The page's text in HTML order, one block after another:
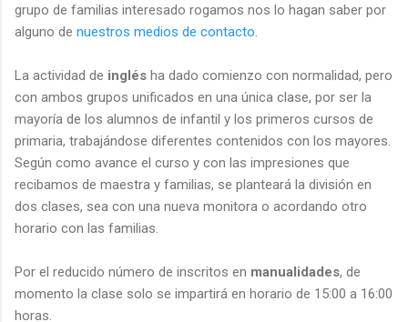
grupo de familias interesado rogamos nos lo hagan saber por
alguno de nuestros medios de contacto
La actividad de inglés ha dado comienzo con normalidad, pero
con ambos grupos unificados en una única clase, por ser la
mayoría de los alumnos de infantil y los primeros cursos de
primaria, trabajándose diferentes contenidos con los mayores.
Según como avance el curso y con las impresiones que
recibamos de maestra y familias, se planteará la división en
dos clases, sea con una nueva monitora o acordando otro
horario con las familias.
Por el reducido número de inscritos en manualidades, de
momento la clase solo se impartirá en horario de 15:00 a 16:00
horas.